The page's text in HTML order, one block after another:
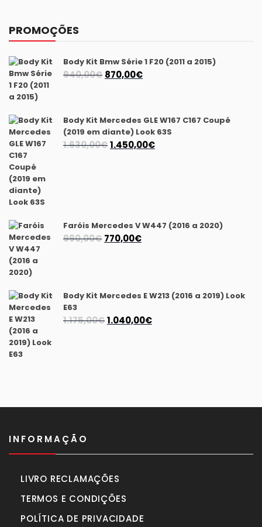
PROMOÇÕES
Body Kit Bmw Série 1 F20 (2011 a 2015)
940,00€ O
era:
940,00€.
870,00€O
é:
870,00€.
Body Kit Mercedes GLE W167 C167 Coupé
(2019 em diante) Look 63S
1.630,00€O
1.450,00€O
Faróis Mercedes V W447 (2016 a 2020)
990,00€ O
990,00€.
770,00€O
770,00€.
Body Kit Mercedes E W213 (2016 a 2019) Look
E63
1.175,00€O
1.040,00€O
INFORMAÇÃO
LIVRO RECLAMAÇÕES
TERMOS E CONDIÇÕES
POLÍTICA DE PRIVACIDADE